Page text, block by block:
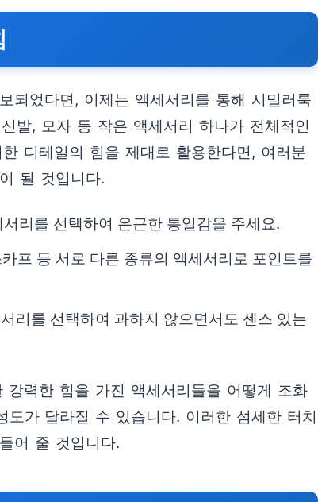
되었다면, 이제는 액세서리를 통해 시밀러룩
발, 모자 등 작은 액세서리 하나가 전체적인
디테일의 힘을 제대로 활용한다면, 여러분
될 것입니다.
리를 선택하여 은근한 통일감을 주세요.
프 등 서로 다른 종류의 액세서리로 포인트를
리를 선택하여 과하지 않으면서도 센스 있는
력한 힘을 가진 액세서리들을 어떻게 조화
가 달라질 수 있습니다. 이러한 섬세한 터치
어 줄 것입니다.